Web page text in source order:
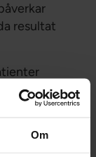
Om
resultat
att söka